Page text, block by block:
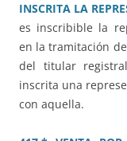
INSCRITA LA
es inscribible la
en la tramitación
del titular
inscrita una
con aquella.